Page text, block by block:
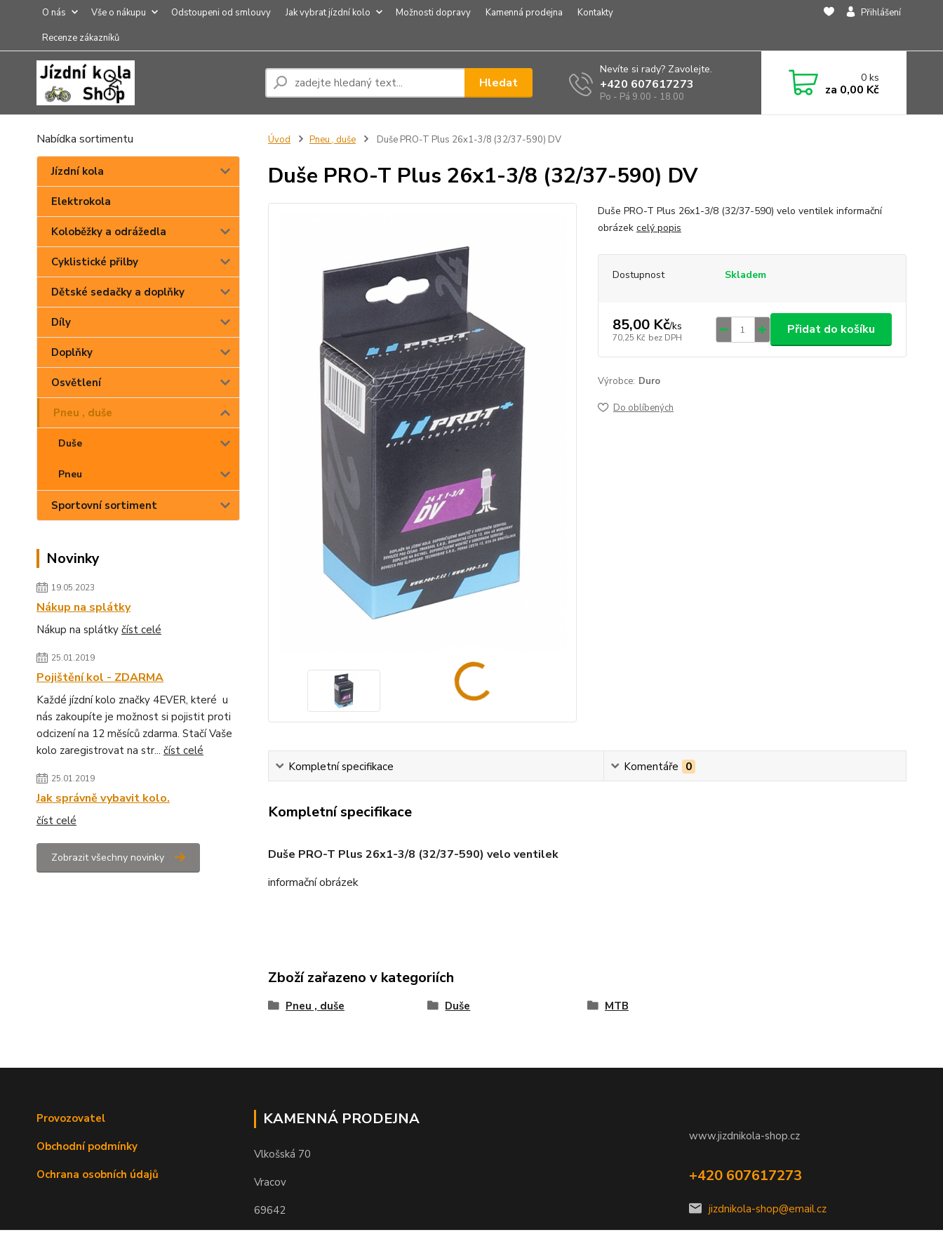
O nás Vše o nákupu Odstoupeni od smlouvy Jak vybrat jízdní kolo Možnosti dopravy Kamenná prodejna
Kontakty
Recenze zákazníků
Přihlášení
Hledat
Nevíte si rady? Zavolejte.
+420 607617273
Po - Pá 9.00 - 18.00
0ks
za 0,00 Kč
Nabídka sortimentu
Jízdní kola
Elektrokola
Koloběžky a odrážedla
Cyklistické přilby
Dětské sedačky a doplňky
Díly
Doplňky
Osvětlení
Pneu , duše
Duše
Pneu
Sportovní sortiment
Novinky
19.05.2023
Nákup na splátky
Nákup na splátky číst celé
25.01.2019
Pojištění kol - ZDARMA
Každé jízdní kolo značky 4EVER, které u
nás zakoupíte je možnost si pojistit proti
odcizení na 12 měsíců zdarma. Stačí Vaše
kolo zaregistrovat na str... číst celé
25.01.2019
Jak správně vybavit kolo.
číst celé
Zobrazit všechny novinky
Úvod Pneu , duše Duše PRO-T Plus 26x1-3/8 (32/37-590) DV
Duše PRO-T Plus 26x1-3/8 (32/37-590) DV
Duše PRO-T Plus 26x1-3/8 (32/37-590) velo ventilek informační
obrázek celý popis
Dostupnost Skladem
85,00 Kč/ks
70,25 Kč bez DPH
Přidat do košíku
Výrobce: Duro
Do oblíbených
Kompletní specifikace Komentáře 0
Kompletní specifikace
Duše PRO-T Plus 26x1-3/8 (32/37-590) velo ventilek
informační obrázek
Zboží zařazeno v kategoriích
Pneu , duše Duše MTB
Provozovatel
Obchodní podmínky
Ochrana osobních údajů
KAMENNÁ PRODEJNA
Vlkošská 70
Vracov
69642
www.jizdnikola-shop.cz
+420 607617273
jizdnikola-shop@email.cz